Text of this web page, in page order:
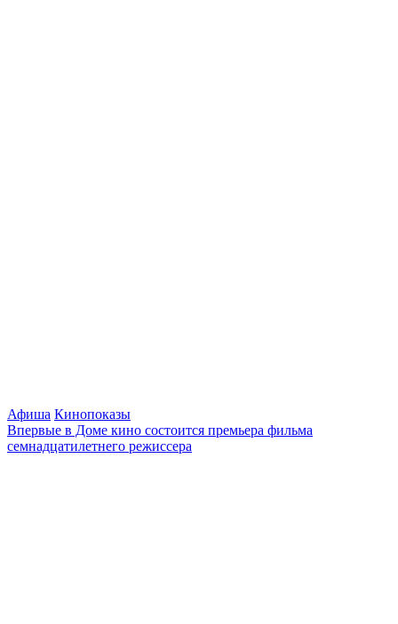
Афиша Кинопоказы
Впервые в Доме кино состоится премьера фильма
семнадцатилетнего режиссера